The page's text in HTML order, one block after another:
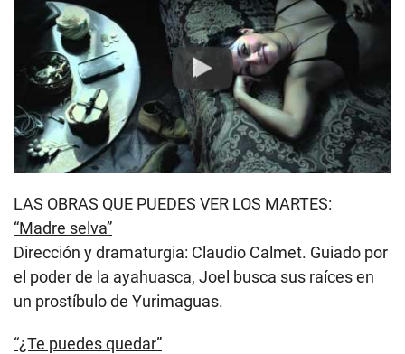
Play
LAS OBRAS QUE PUEDES VER LOS MARTES:
“Madre selva”
Dirección y dramaturgia: Claudio Calmet. Guiado por
el poder de la ayahuasca, Joel busca sus raíces en
un prostíbulo de Yurimaguas.
“¿Te puedes quedar”